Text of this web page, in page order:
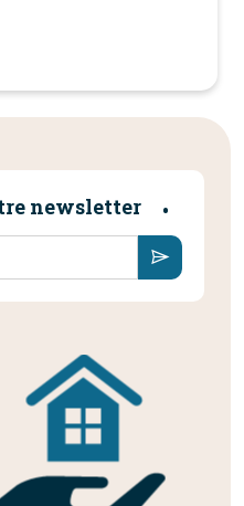
newsletter